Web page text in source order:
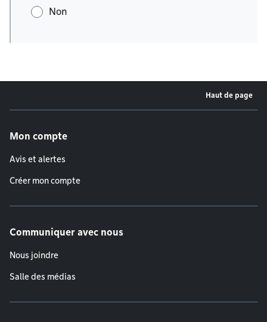
Non
Haut de page
Mon compte
Avis et alertes
Créer mon compte
Communiquer avec nous
Nous joindre
Salle des médias